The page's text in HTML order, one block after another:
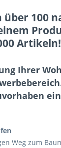
über 100
Artikeln!
Ihrer
Weg zum